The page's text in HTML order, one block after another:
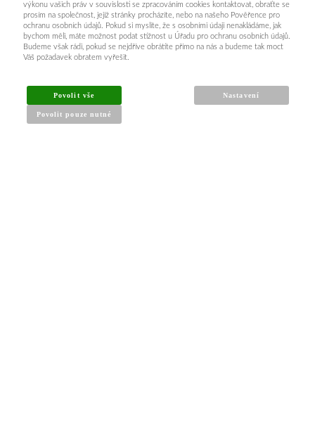
výkonu vašich práv v souvislosti se zpracováním cookies kontaktovat, obraťte se
prosím na společnost, jejíž stránky procházíte, nebo na našeho Pověřence pro
ochranu osobních údajů. Pokud si myslíte, že s osobními údaji nenakládáme, jak
bychom měli, máte možnost podat stížnost u Úřadu pro ochranu osobních údajů.
Budeme však rádi, pokud se nejdříve obrátíte přímo na nás a budeme tak moct
Váš požadavek obratem vyřešit.
Povolit vše
Povolit pouze nutné
Nastavení